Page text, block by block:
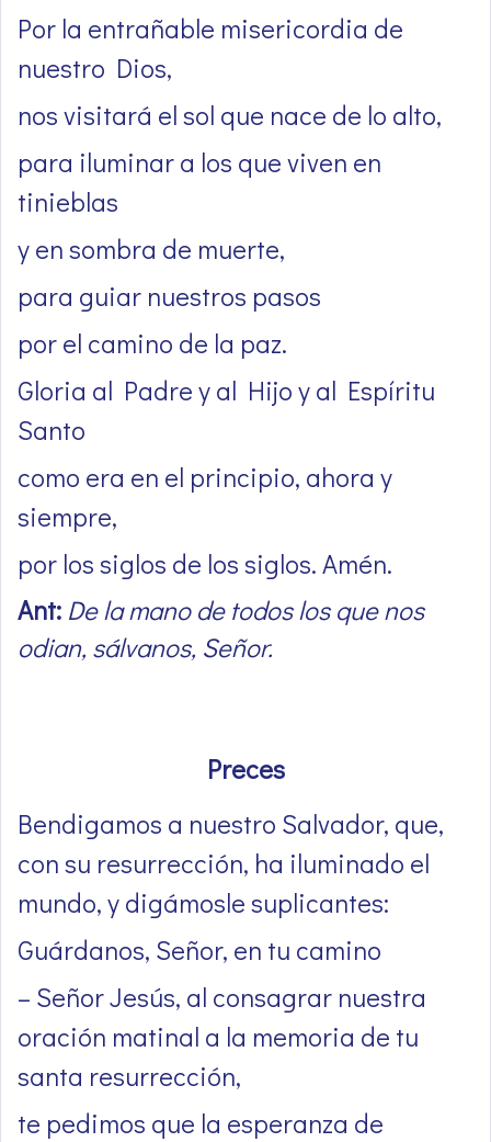
Por la entrañable misericordia de
nuestro Dios,
nos visitará el sol que nace de lo alto,
para iluminar a los que viven en
tinieblas
y en sombra de muerte,
para guiar nuestros pasos
por el camino de la paz.
Gloria al Padre y al Hijo y al Espíritu
Santo
como era en el principio, ahora y
siempre,
por los siglos de los siglos. Amén.
Ant: De la mano de todos los que nos
odian, sálvanos, Señor.
Preces
Bendigamos a nuestro Salvador, que,
con su resurrección, ha iluminado el
mundo, y digámosle suplicantes:
Guárdanos, Señor, en tu camino
– Señor Jesús, al consagrar nuestra
oración matinal a la memoria de tu
santa resurrección,
te pedimos que la esperanza de